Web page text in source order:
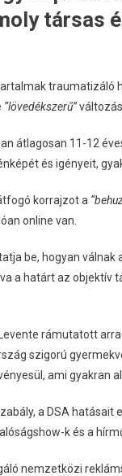
társas
traumatizáló
“lövedékszerű”
átlagosan 11-12
és igényeit,
korrajzot a
online van.
be, hogyan válnak
a határt az
rámutatott
szigorú
ami gyakran
a DSA hatásait
k és a
nemzetközi